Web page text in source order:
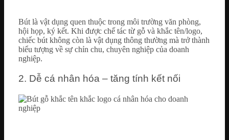
Bút là vật dụng quen thuộc trong môi trường văn phòng,
hội họp, ký kết. Khi được chế tác từ gỗ và khắc tên/logo,
chiếc bút không còn là vật dụng thông thường mà trở thành
biểu tượng về sự chỉn chu, chuyên nghiệp của doanh
nghiệp.
2. Dễ cá nhân hóa – tăng tính kết nối